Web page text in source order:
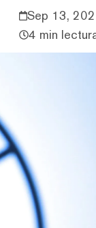
Sep 13,
4 min